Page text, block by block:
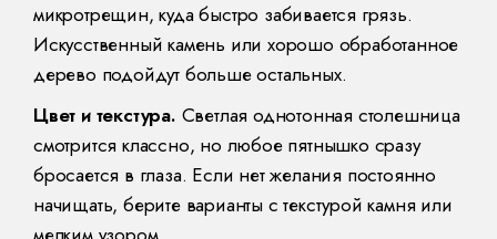
микротрещин, куда быстро забивается грязь.
Искусственный камень или хорошо обработанное
дерево подойдут больше остальных.
Цвет и текстура. Светлая однотонная столешница
смотрится классно, но любое пятнышко сразу
бросается в глаза. Если нет желания постоянно
начищать, берите варианты с текстурой камня или